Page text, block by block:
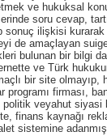
ve hukuksal
soru cevap,
sonuç ilişkisi
de amaçlayan
bulunan bir bilgi
ve Türk
bir site olmayıp,
programı firması,
veyahut siyasi
finans kaynağı
sistemine